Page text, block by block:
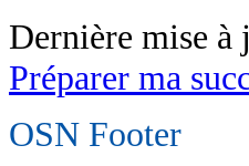
Dernière mise à
Préparer ma
OSN Footer